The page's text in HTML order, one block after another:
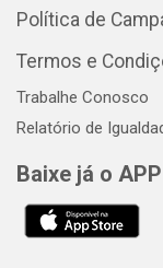
Política de
Termos e
Trabalhe Conosco
Relatório de
Baixe já o